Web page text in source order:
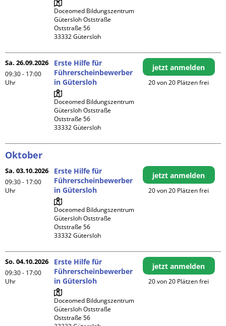
Doceomed Bildungszentrum
Gütersloh Oststraße
Oststraße 56
Sa. 26.09.2026
09:30 - 17:00
Uhr
Erste Hilfe für
Führerscheinbewerber
in Gütersloh
Doceomed Bildungszentrum
Gütersloh Oststraße
Oststraße 56
jetzt anmelden
20 von 20 Plätzen frei
Oktober
Sa. 03.10.2026
09:30 - 17:00
Uhr
Erste Hilfe für
Führerscheinbewerber
in Gütersloh
Doceomed Bildungszentrum
Gütersloh Oststraße
Oststraße 56
jetzt anmelden
20 von 20 Plätzen frei
So. 04.10.2026
09:30 - 17:00
Uhr
Erste Hilfe für
Führerscheinbewerber
in Gütersloh
Doceomed Bildungszentrum
Gütersloh Oststraße
Oststraße 56
jetzt anmelden
20 von 20 Plätzen frei